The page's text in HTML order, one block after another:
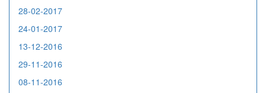
28-02-2017
24-01-2017
13-12-2016
29-11-2016
08-11-2016